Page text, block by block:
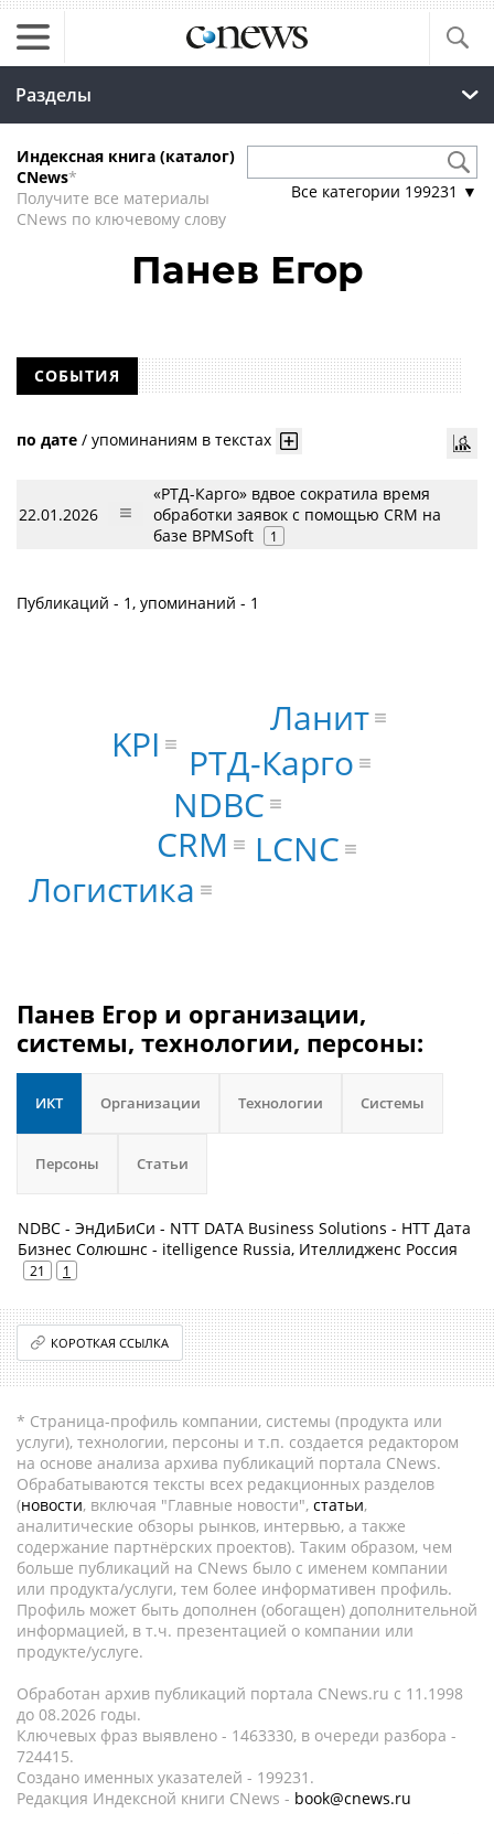
Разделы
Индексная книга (каталог)
CNews*
Получите все материалы
CNews по ключевому слову
Все категории 199231 ▼
Панев Егор
СОБЫТИЯ
по дате / упоминаниям в текстах
22.01.2026
«РТД-Карго» вдвое сократила время
обработки заявок с помощью CRM на
базе BPMSoft
1
Публикаций - 1, упоминаний - 1
NDBC
РТД-Карго
CRM
LCNC
Ланит
KPI
Логистика
Панев Егор и организации,
системы, технологии, персоны:
ИКТ Организации Технологии Системы
Персоны Статьи
NDBC - ЭнДиБиСи - NTT DATA Business Solutions - НТТ Дата
Бизнес Солюшнс - itelligence Russia, Ителлидженс Россия
21 1
КОРОТКАЯ ССЫЛКА
* Страница-профиль компании, системы (продукта или
услуги), технологии, персоны и т.п. создается редактором
на основе анализа архива публикаций портала CNews.
Обрабатываются тексты всех редакционных разделов
(новости, включая "Главные новости", статьи,
аналитические обзоры рынков, интервью, а также
содержание партнёрских проектов). Таким образом, чем
больше публикаций на CNews было с именем компании
или продукта/услуги, тем более информативен профиль.
Профиль может быть дополнен (обогащен) дополнительной
информацией, в т.ч. презентацией о компании или
продукте/услуге.
Обработан архив публикаций портала CNews.ru c 11.1998
до 08.2026 годы.
Ключевых фраз выявлено - 1463330, в очереди разбора -
724415.
Создано именных указателей - 199231.
Редакция Индексной книги CNews - book@cnews.ru